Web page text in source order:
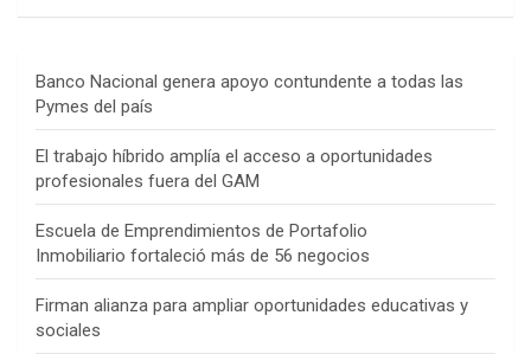
Banco Nacional genera apoyo contundente a todas las
Pymes del país
El trabajo híbrido amplía el acceso a oportunidades
profesionales fuera del GAM
Escuela de Emprendimientos de Portafolio
Inmobiliario fortaleció más de 56 negocios
Firman alianza para ampliar oportunidades educativas y
sociales